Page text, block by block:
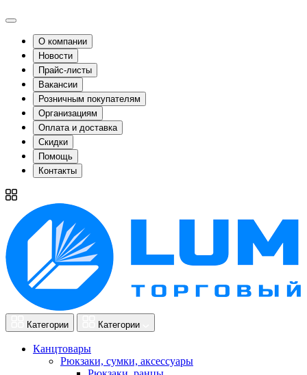
О компании
Новости
Прайс-листы
Вакансии
Розничным покупателям
Организациям
Оплата и доставка
Скидки
Помощь
Контакты
Категории Категории
Канцтовары
Рюкзаки, сумки, аксессуары